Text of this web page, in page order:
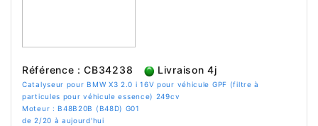
Référence : CB34238 Livraison 4j
Catalyseur pour BMW X3 2.0 i 16V pour véhicule GPF (filtre à
particules pour véhicule essence) 249cv
Moteur : B48B20B (B48D) G01
de 2/20 à aujourd'hui